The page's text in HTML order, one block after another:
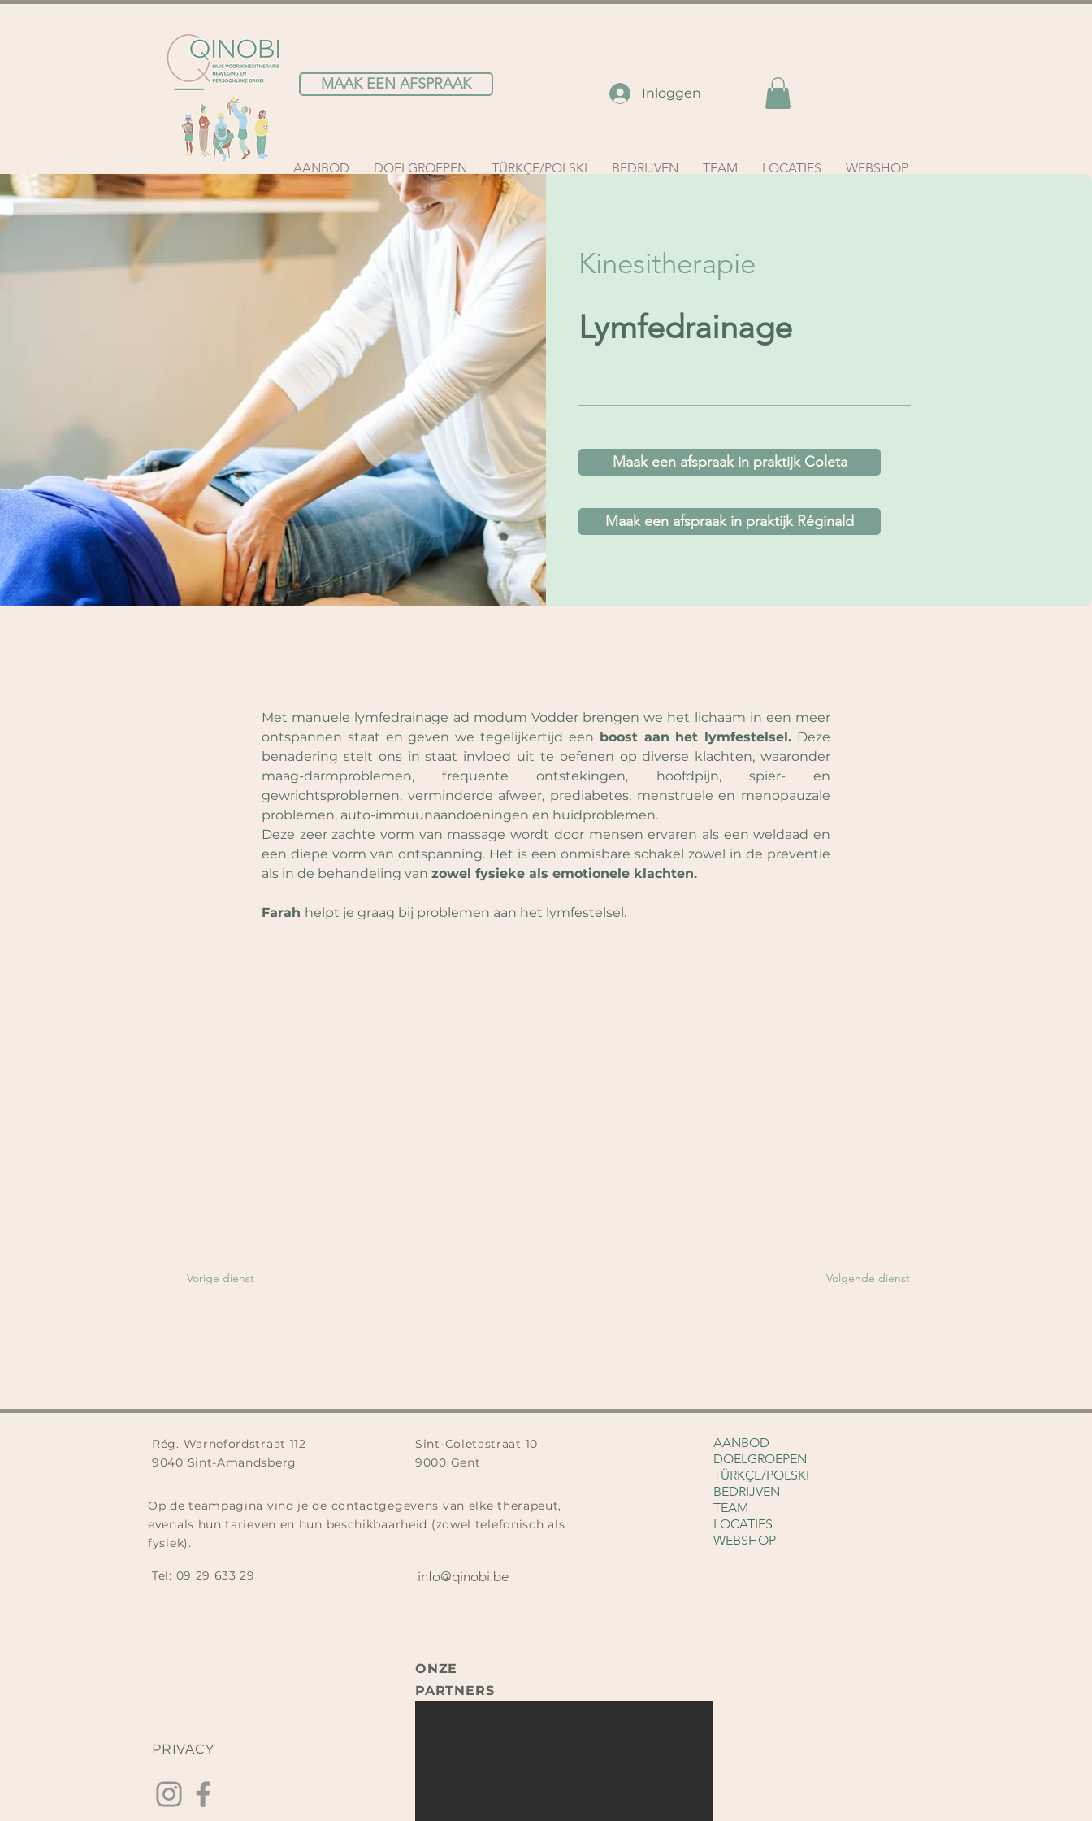
MAAK EEN AFSPRAAK Inloggen
AANBOD DOELGROEPEN TÜRKÇE/POLSKI BEDRIJVEN TEAM LOCATIES WEBSHOP
Kinesitherapie
Lymfedrainage
Maak een afspraak in praktijk Coleta
Maak een afspraak in praktijk Réginald
Met manuele lymfedrainage ad modum Vodder brengen we het lichaam in een meer
ontspannen staat en geven we tegelijkertijd een boost aan het lymfestelsel. Deze
benadering stelt ons in staat invloed uit te oefenen op diverse klachten, waaronder
maag-darmproblemen, frequente ontstekingen, hoofdpijn, spier- en
gewrichtsproblemen, verminderde afweer, prediabetes, menstruele en menopauzale
problemen, auto-immuunaandoeningen en huidproblemen.
Deze zeer zachte vorm van massage wordt door mensen ervaren als een weldaad en
een diepe vorm van ontspanning. Het is een onmisbare schakel zowel in de preventie
als in de behandeling van zowel fysieke als emotionele klachten.
Farah helpt je graag bij problemen aan het lymfestelsel.
Vorige dienst Volgende dienst
Rég. Warnefordstraat 112
9040 Sint-Amandsberg
Sint-Coletastraat 10
9000 Gent
Op de teampagina vind je de contactgegevens van elke therapeut,
evenals hun tarieven en hun beschikbaarheid (zowel telefonisch als
fysiek).
Tel: 09 29 633 29​ info@qinobi.be
AANBOD
DOELGROEPEN
TÜRKÇE/POLSKI
BEDRIJVEN
TEAM
LOCATIES
WEBSHOP
ONZE
PARTNERS
PRIVACY